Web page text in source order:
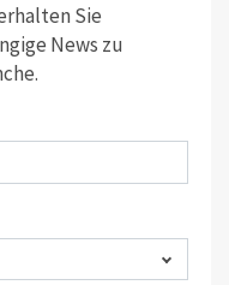
Sie
News zu